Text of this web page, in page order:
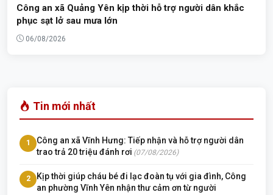
Công an xã Quảng Yên kịp thời hỗ trợ người dân khắc
phục sạt lở sau mưa lớn
06/08/2026
Tin mới nhất
1
Công an xã Vĩnh Hưng: Tiếp nhận và hỗ trợ người dân
trao trả 20 triệu đánh rơi (07/08/2026)
2
Kịp thời giúp cháu bé đi lạc đoàn tụ với gia đình, Công
an phường Vĩnh Yên nhận thư cảm ơn từ người